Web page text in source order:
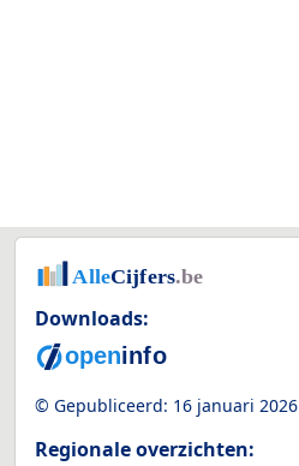
Downloads:
© Gepubliceerd: 16 januari 2026
Regionale overzichten: